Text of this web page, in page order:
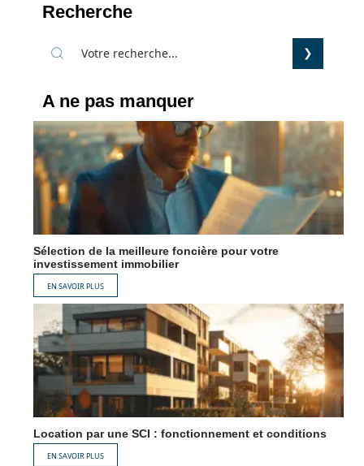
Recherche
A ne pas manquer
Sélection de la meilleure foncière pour votre
investissement immobilier
EN SAVOIR PLUS
Location par une SCI : fonctionnement et conditions
EN SAVOIR PLUS